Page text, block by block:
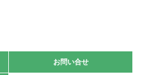
お問い合せ
お問い合せ